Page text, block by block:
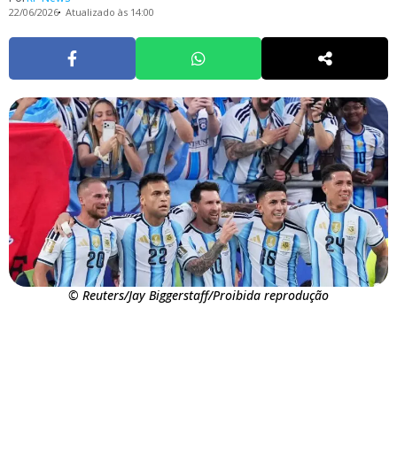
22/06/2026 Atualizado às 14:00
© Reuters/Jay Biggerstaff/Proibida reprodução